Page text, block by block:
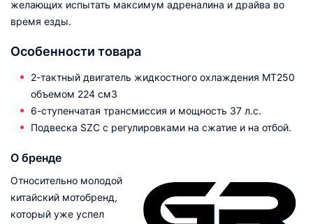
желающих испытать максимум адреналина и драйва во
время езды.
Особенности товара
2-тактный двигатель жидкостного охлаждения MT250
объемом 224 см3
6-ступенчатая трансмиссия и мощность 37 л.с.
Подвеска SZC с регулировками на сжатие и на отбой.
О бренде
Относительно молодой
китайский мотобренд,
который уже успел